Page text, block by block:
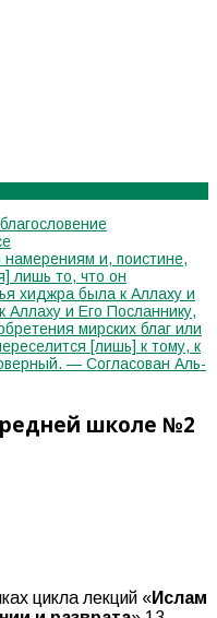
и, поистине,
лишь то, что он
хиджра была к Аллаху и
Аллаху и Его Посланнику,
мирских благ или
[лишь] к тому, к
— Согласован Аль-
школе №2
цикла лекций «Ислам